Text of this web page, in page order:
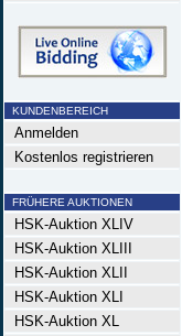
KUNDENBEREICH
Anmelden
Kostenlos registrieren
FRÜHERE AUKTIONEN
HSK-Auktion XLIV
HSK-Auktion XLIII
HSK-Auktion XLII
HSK-Auktion XLI
HSK-Auktion XL